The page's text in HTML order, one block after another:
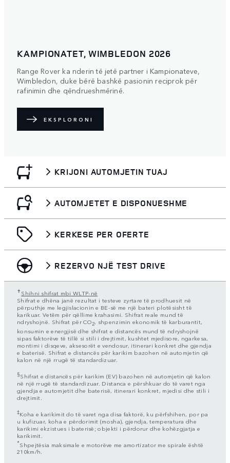
KAMPIONATET, WIMBLEDON 2026
Range Rover ka nderin të jetë partner i Kampionateve,
Wimbledon, duke bërë bashkë pasionin reciprok për
rafinimin dhe qëndrueshmërinë.
EKSPLORONI
KRIJONI AUTOMJETIN TUAJ
AUTOMJETET E DISPONUESHME
KERKESE PER OFERTE
REZERVO NJË TEST DRIVE
✝ Shihni shifrat mbi WLTP-në
Shifrat e dhëna janë rezultat i testeve zyrtare të prodhuesit në
përputhje me legjislacionin e BE-së me një bateri plotësisht të
karikuar. Vetëm për qëllime krahasimi. Shifrat reale mund të
ndryshojnë. Shifrat për CO2, shpenzimin ekonomik të karburantit,
konsumin e energjisë dhe shifrat e distancës mund të ndryshojnë
sipas faktorëve të tillë si stili i drejtimit, kushtet mjedisore, ngarkesa,
montimi i disqeve, aksesorët e vendosur, itinerari konkret dhe gjendja
e baterisë. Shifrat e distancës për karikim bazohen në automjetin që
kalon në një rrugë të standardizuar.
§Shifrat e distancës për karikim (EV) bazohen në automjetin që kalon
në një rrugë të standardizuar. Distanca e përshkuar do të varet nga
gjendja e automjetit dhe baterisë, itinerari konkret, mjedisi dhe stili i
drejtimit.
‡Koha e karikimit do të varet nga disa faktorë, ku përfshihen, por pa
u kufizuar, koha e përdorimit (mosha), gjendja, temperatura dhe
karikimi ekzistues i baterisë; objekti i përdorur dhe kohëzgjatja e
karikimit.
*Shpejtësia maksimale e motorëve me amortizator me spirale është
210km/h.